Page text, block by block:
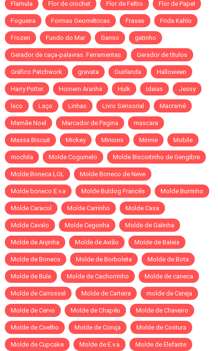
Flamula Flor de crochet Flor de Feltro Flor de Papel
Fogueira Formas Geométricas Frases Frida Kahlo
Frozen Fundo do Mar Ganso gatinho
Gerador de caça-palavras. Ferramentas Gerador de títulos
Gráfico Patchwork gravata Guirlanda Halloween
Harry Potter Homem Aranha Hulk Ideias Jessy
laco Laço Linhas Livro Sensorial Macramê
Mamãe Noel Marcador de Pagina mascara
Massa Biscuit Mickey Minions Minnie Mobile
mochila Molde Cogumelo Molde Biscoitinho de Gengibre
Molde Boneca LOL Molde Boneco de Neve
Molde boneco E.v.a Molde Buldog Francês Molde Burrinho
Molde Caracol Molde Carrinho Molde Casa
Molde Cavalo Molde Cegonha Molde de Galinha
Molde de Anjinha Molde de Avião Molde de Baleia
Molde de Boneca Molde de Borboleta Molde de Bota
Molde de Bule Molde de Cachorrinho Molde de caneca
Molde de Carrossel Molde de Carteira molde de Cereja
Molde de Cervo Molde de Chapéu Molde de Chaveiro
Molde de Coelho Molde de Coruja Molde de Costura
Molde de Cupcake Molde de E.v.a Molde de Elefante